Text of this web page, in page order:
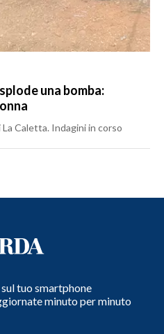
una bomba:
Caletta. Indagini in corso
tuo smartphone
minuto per minuto